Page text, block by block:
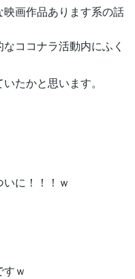
映画作品あります系の話
ココナラ活動内にふく
たかと思います。
に！！！ｗ
ｗ